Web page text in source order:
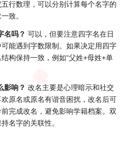
行数理，可以分别计算每个名字的
致。
名吗？ 可以，但要注意四字名在日
能遇到字数限制。如果决定用四字
构保持一致，例如“父姓+母姓+单
影响？ 改名主要是心理暗示和社交
原名或原名有谐音困扰，改名后可
完成改名，避免影响学籍档案。双
名字的关联性。